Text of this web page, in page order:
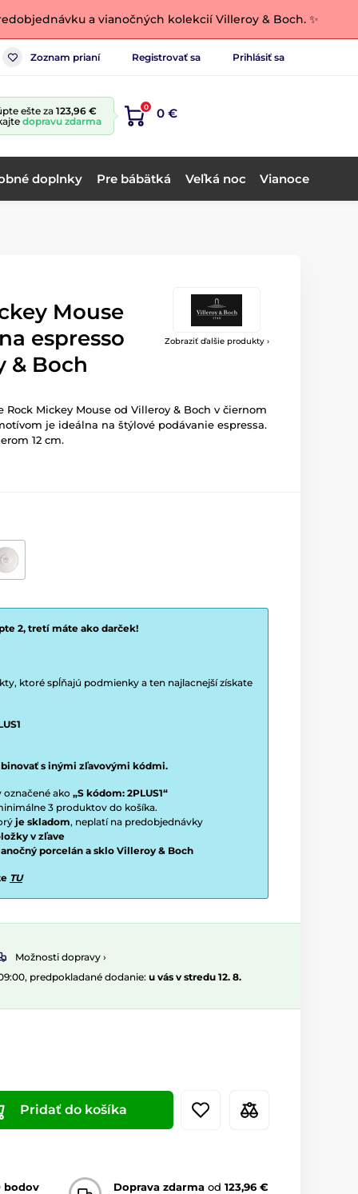
a vianočných kolekcií Villeroy & Boch. ✨
Zoznam prianí Registrovať sa Prihlásiť sa
ešte za 123,96 €
dopravu zdarma
0 0 €
doplnky Pre bábätká Veľká noc Vianoce
Zobraziť ďalšie produkty ›
Mouse
espresso
& Boch
Rock Mickey Mouse od Villeroy & Boch v čiernom
je ideálna na štýlové podávanie espressa.
12 cm.
2, tretí máte ako darček!
ktoré spĺňajú podmienky a ten najlacnejší získate
s inými zľavovými kódmi.
ako „S kódom: 2PLUS1“
3 produktov do košíka.
je skladom, neplatí na predobjednávky
v zľave
porcelán a sklo Villeroy & Boch
TU
Možnosti dopravy ›
predpokladané dodanie: u vás v stredu 12. 8.
Pridať do košíka
bodov Doprava zdarma od 123,96 €